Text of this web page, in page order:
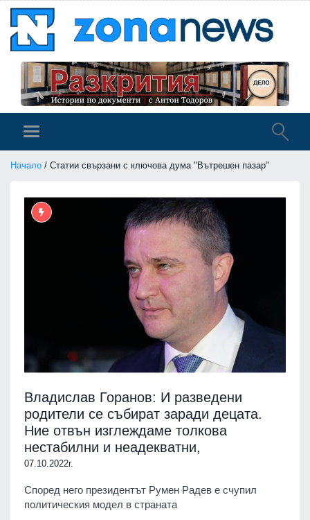
Начало / Статии свързани с ключова дума "Вътрешен пазар"
Владислав Горанов: И разведени
родители се събират заради децата.
Ние отвън изглеждаме толкова
нестабилни и неадекватни,
07.10.2022г.
Според него президентът Румен Радев е счупил
политическия модел в страната